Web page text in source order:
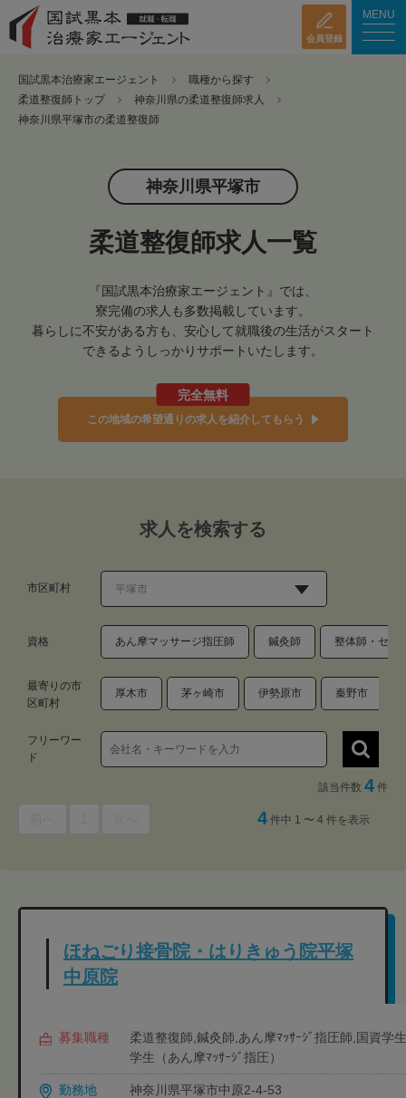
会員登録
MENU
国試黒本治療家エージェント
職種から探す
柔道整復師トップ
神奈川県の柔道整復師求人
神奈川県平塚市の柔道整復師
神奈川県平塚市
柔道整復師求人一覧
『国試黒本治療家エージェント』では、
寮完備の求人も多数掲載しています。
暮らしに不安がある方も、安心して就職後の生活がスタート
できるようしっかりサポートいたします。
完全無料
この地域の希望通りの求人を紹介してもらう
求人を検索する
市区町村
資格 あん摩マッサージ指圧師 鍼灸師 整体師・セラ
最寄りの市
区町村
厚木市 茅ヶ崎市 伊勢原市 秦野市
フリーワー
ド
該当件数 4 件
4 件中 1 〜 4 件を表示
ほねごり接骨院・はりきゅう院平塚
中原院
募集職種
柔道整復師,鍼灸師,あん摩ﾏｯｻｰｼﾞ指圧師,国資学
学生（あん摩ﾏｯｻｰｼﾞ指圧）
勤務地 神奈川県平塚市中原2-4-53